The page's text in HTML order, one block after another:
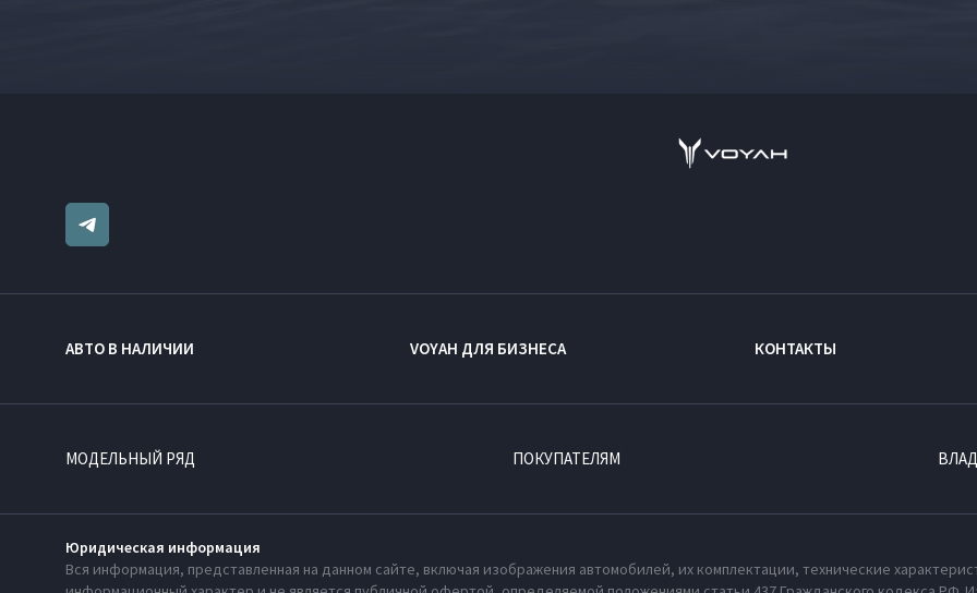
АВТО В НАЛИЧИИ VOYAH ДЛЯ БИЗНЕСА КОНТАКТЫ
МОДЕЛЬНЫЙ РЯД ПОКУПАТЕЛЯМ
Юридическая информация
Вся информация, представленная на данном сайте, включая изображения автомобилей, их комплектации, технические